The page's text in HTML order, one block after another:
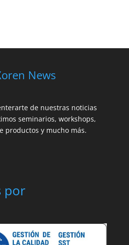
News
de nuestras noticias
seminarios, workshops,
productos y mucho más.
por